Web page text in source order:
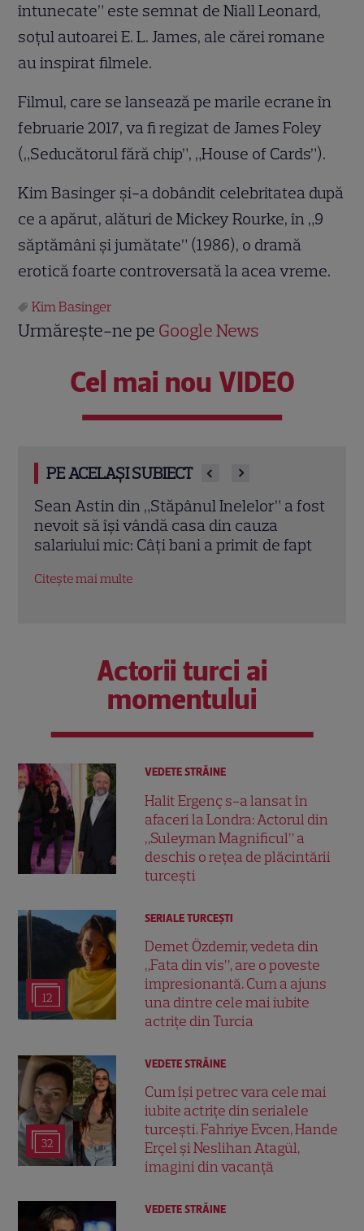
întunecate” este semnat de Niall Leonard,
soţul autoarei E. L. James, ale cărei romane
au inspirat filmele.
Filmul, care se lansează pe marile ecrane în
februarie 2017, va fi regizat de James Foley
(„Seducătorul fără chip”, „House of Cards”).
Kim Basinger şi-a dobândit celebritatea după
ce a apărut, alături de Mickey Rourke, în „9
săptămâni şi jumătate” (1986), o dramă
erotică foarte controversată la acea vreme.
Kim Basinger
Urmărește-ne pe Google News
Cel mai nou VIDEO
PE ACELAȘI SUBIECT
Elon Musk, atac la adresa regizorului
premiat cu Oscar care a realizat
documentarul despre viața sa. Filmul are
Actorii turci ai
momentului
VEDETE STRĂINE
Halit Ergenç s-a lansat în
afaceri la Londra: Actorul din
„Suleyman Magnificul” a
deschis o rețea de plăcintării
turcești
12
SERIALE TURCEŞTI
Demet Özdemir, vedeta din
„Fata din vis”, are o poveste
impresionantă. Cum a ajuns
una dintre cele mai iubite
actrițe din Turcia
32
VEDETE STRĂINE
Cum își petrec vara cele mai
iubite actrițe din serialele
turcești. Fahriye Evcen, Hande
Erçel și Neslihan Atagül,
imagini din vacanță
VEDETE STRĂINE